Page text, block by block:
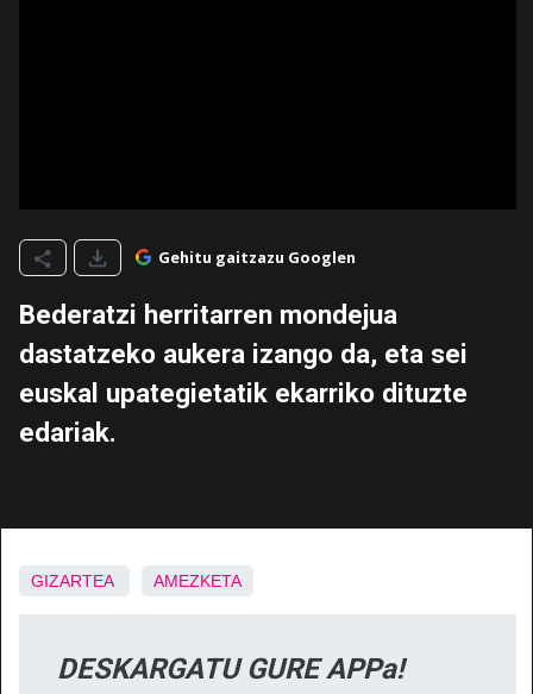
Gehitu gaitzazu Googlen
Bederatzi herritarren mondejua
dastatzeko aukera izango da, eta sei
euskal upategietatik ekarriko dituzte
edariak.
GIZARTEA AMEZKETA
DESKARGATU GURE APPa!